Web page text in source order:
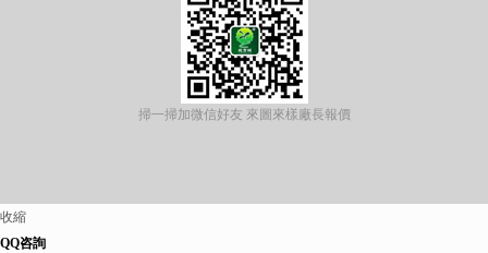
掃一掃加微信好友 來圖來樣廠長報價
收縮
QQ咨詢